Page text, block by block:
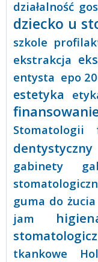
działalność
dziecko u
szkole
ekstrakcja
entysta epo
estetyka
Stomatologii
dentystyczny
gabinety
guma do żucia
jam
tkankowe